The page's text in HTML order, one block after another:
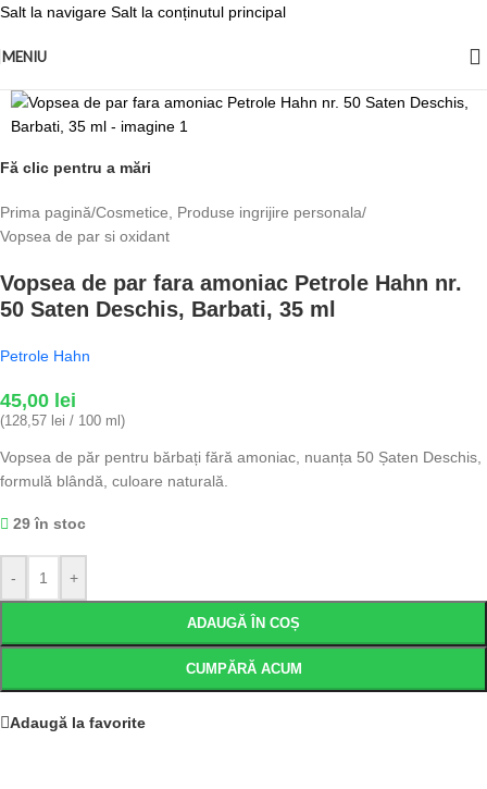
Salt la navigare Salt la conținutul principal
MENIU
Fă clic pentru a mări
Prima pagină/Cosmetice, Produse ingrijire personala/
Vopsea de par si oxidant
Vopsea de par fara amoniac Petrole Hahn nr.
50 Saten Deschis, Barbati, 35 ml
Petrole Hahn
45,00 lei
(128,57 lei / 100 ml)
Vopsea de păr pentru bărbați fără amoniac, nuanța 50 Șaten Deschis,
formulă blândă, culoare naturală.
29 în stoc
- +
ADAUGĂ ÎN COȘ
CUMPĂRĂ ACUM
Adaugă la favorite